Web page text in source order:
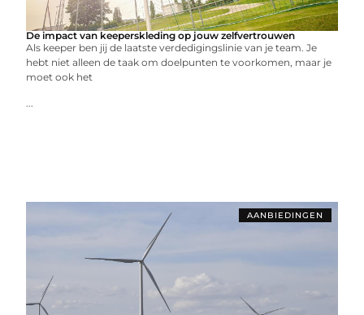
De impact van keeperskleding op jouw zelfvertrouwen
Als keeper ben jij de laatste verdedigingslinie van je team. Je
hebt niet alleen de taak om doelpunten te voorkomen, maar je
moet ook het
...
AANBIEDINGEN